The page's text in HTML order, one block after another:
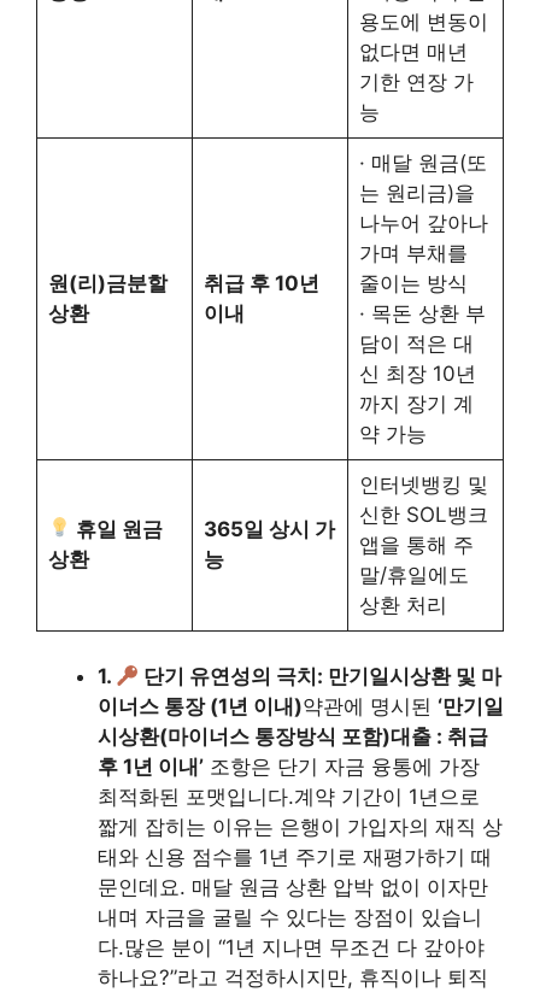
용도에 변동이
없다면 매년
기한 연장 가
능
원(리)금분할
상환
취급 후 10년
이내
· 매달 원금(또
는 원리금)을
나누어 갚아나
가며 부채를
줄이는 방식
· 목돈 상환 부
담이 적은 대
신 최장 10년
까지 장기 계
약 가능
휴일 원금
상환
365일 상시 가
능
인터넷뱅킹 및
신한 SOL뱅크
앱을 통해 주
말/휴일에도
상환 처리
1.
단기 유연성의 극치: 만기일시상환 및 마
이너스 통장 (1년 이내)약관에 명시된 ‘만기일
시상환(마이너스 통장방식 포함)대출 : 취급
후 1년 이내’ 조항은 단기 자금 융통에 가장
최적화된 포맷입니다.계약 기간이 1년으로
짧게 잡히는 이유는 은행이 가입자의 재직 상
태와 신용 점수를 1년 주기로 재평가하기 때
문인데요. 매달 원금 상환 압박 없이 이자만
내며 자금을 굴릴 수 있다는 장점이 있습니
다.많은 분이 “1년 지나면 무조건 다 갚아야
하나요?”라고 걱정하시지만, 휴직이나 퇴직